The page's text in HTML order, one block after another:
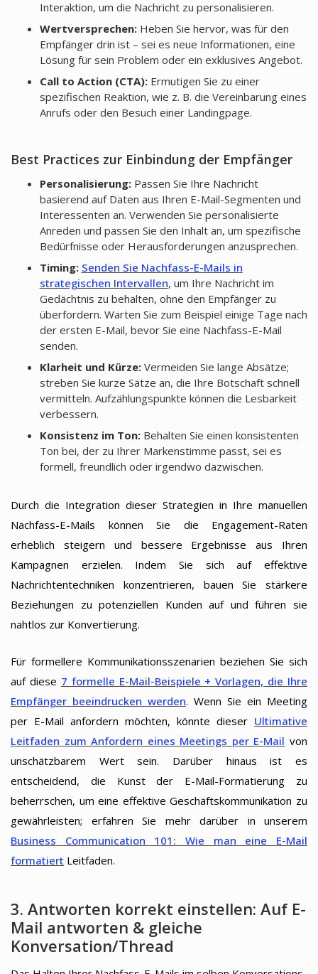
Interaktion, um die Nachricht zu personalisieren.
Wertversprechen:Heben Sie hervor, was für den
Empfänger drin ist – sei es neue Informationen, eine
Lösung für sein Problem oder ein exklusives Angebot.
Call to Action (CTA):Ermutigen Sie zu einer
spezifischen Reaktion, wie z. B. die Vereinbarung eines
Anrufs oder den Besuch einer Landingpage.
Best Practices zur Einbindung der Empfänger
Personalisierung:Passen Sie Ihre Nachricht
basierend auf Daten aus Ihren E-Mail-Segmenten und
Interessenten an. Verwenden Sie personalisierte
Anreden und passen Sie den Inhalt an, um spezifische
Bedürfnisse oder Herausforderungen anzusprechen.
Timing: Senden Sie Nachfass-E-Mails in
strategischen Intervallen, um Ihre Nachricht im
Gedächtnis zu behalten, ohne den Empfänger zu
überfordern. Warten Sie zum Beispiel einige Tage nach
der ersten E-Mail, bevor Sie eine Nachfass-E-Mail
senden.
Klarheit und Kürze:Vermeiden Sie lange Absätze;
streben Sie kurze Sätze an, die Ihre Botschaft schnell
vermitteln. Aufzählungspunkte können die Lesbarkeit
verbessern.
Konsistenz im Ton:Behalten Sie einen konsistenten
Ton bei, der zu Ihrer Markenstimme passt, sei es
formell, freundlich oder irgendwo dazwischen.
Durch die Integration dieser Strategien in Ihre manuellen
Nachfass-E-Mails können Sie die Engagement-Raten
erheblich steigern und bessere Ergebnisse aus Ihren
Kampagnen erzielen. Indem Sie sich auf effektive
Nachrichtentechniken konzentrieren, bauen Sie stärkere
Beziehungen zu potenziellen Kunden auf und führen sie
nahtlos zur Konvertierung.
Für formellere Kommunikationsszenarien beziehen Sie sich
auf diese 7 formelle E-Mail-Beispiele + Vorlagen, die Ihre
Empfänger beeindrucken werden. Wenn Sie ein Meeting
per E-Mail anfordern möchten, könnte dieser Ultimative
Leitfaden zum Anfordern eines Meetings per E-Mail von
unschätzbarem Wert sein. Darüber hinaus ist es
entscheidend, die Kunst der E-Mail-Formatierung zu
beherrschen, um eine effektive Geschäftskommunikation zu
gewährleisten; erfahren Sie mehr darüber in unserem
Business Communication 101: Wie man eine E-Mail
formatiert Leitfaden.
3. Antworten korrekt einstellen: Auf E-
Mail antworten & gleiche
Konversation/Thread